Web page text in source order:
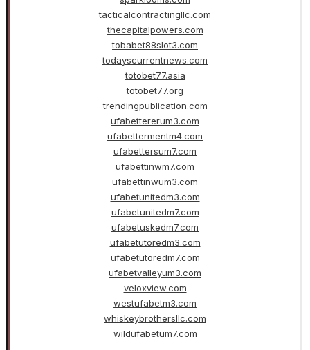
tacticalcontractingllc.com
thecapitalpowers.com
tobabet88slot3.com
todayscurrentnews.com
totobet77.asia
totobet77.org
trendingpublication.com
ufabettererum3.com
ufabettermentm4.com
ufabettersum7.com
ufabettinwm7.com
ufabettinwum3.com
ufabetunitedm3.com
ufabetunitedm7.com
ufabetuskedm7.com
ufabetutoredm3.com
ufabetutoredm7.com
ufabetvalleyum3.com
veloxview.com
westufabetm3.com
whiskeybrothersllc.com
wildufabetum7.com